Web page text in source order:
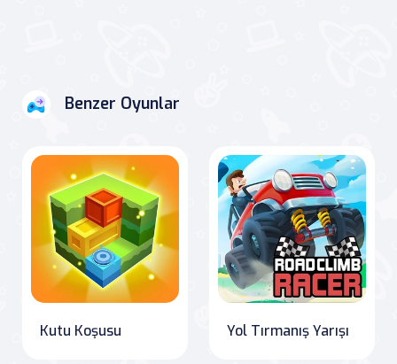
Benzer Oyunlar
Kutu Koşusu Yol Tırmanış Yarışı